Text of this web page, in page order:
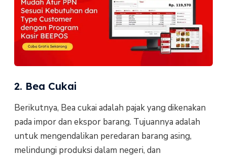
2. Bea Cukai
Berikutnya, Bea cukai adalah pajak yang dikenakan
pada impor dan ekspor barang. Tujuannya adalah
untuk mengendalikan peredaran barang asing,
melindungi produksi dalam negeri, dan